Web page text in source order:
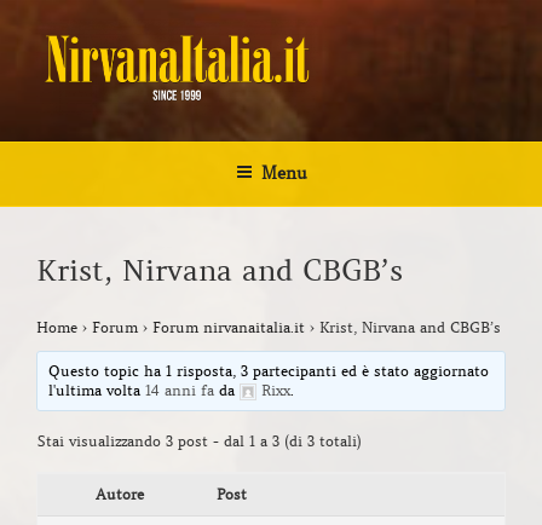
contenuto
NIRVANA ITALIA
Menu
Krist, Nirvana and CBGB’s
Home › Forum › Forum nirvanaitalia.it › Krist, Nirvana and CBGB’s
Questo topic ha 1 risposta, 3 partecipanti ed è stato aggiornato
l'ultima volta14 anni fa da Rixx.
Stai visualizzando 3 post - dal 1 a 3 (di 3 totali)
Autore Post